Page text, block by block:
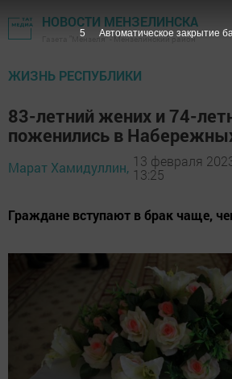
НОВОСТИ МЕНЗЕЛИНСКА
Газета "Мензеля" - Мензелинский район
ЖИЗНЬ РЕСПУБЛИКИ
83-летний жених и 74-
поженились в
Марат Хамидуллин, 13 февраля
13:25
Граждане вступают в брак чаще,
3 Автоматическое закрытие